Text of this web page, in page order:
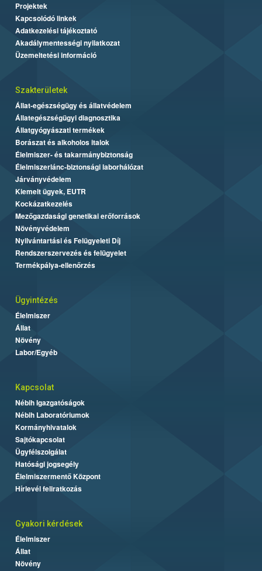
Projektek
Kapcsolódó linkek
Adatkezelési tájékoztató
Akadálymentességi nyilatkozat
Üzemeltetési információ
Szakterületek
Állat-egészségügy és állatvédelem
Állategészségügyi diagnosztika
Állatgyógyászati termékek
Borászat és alkoholos italok
Élelmiszer- és takarmánybiztonság
Élelmiszerlánc-biztonsági laborhálózat
Járványvédelem
Kiemelt ügyek, EUTR
Kockázatkezelés
Mezőgazdasági genetikai erőforrások
Növényvédelem
Nyilvántartási és Felügyeleti Díj
Rendszerszervezés és felügyelet
Termékpálya-ellenőrzés
Ügyintézés
Élelmiszer
Állat
Növény
Labor/Egyéb
Kapcsolat
Nébih Igazgatóságok
Nébih Laboratóriumok
Kormányhivatalok
Sajtókapcsolat
Ügyfélszolgálat
Hatósági jogsegély
Élelmiszermentő Központ
Hírlevél feliratkozás
Gyakori kérdések
Élelmiszer
Állat
Növény